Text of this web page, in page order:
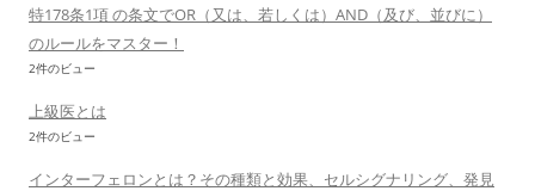
特178条1項 の条文でOR（又は、若しくは）AND（及び、並びに）
のルールをマスター！
2件のビュー
上級医とは
2件のビュー
インターフェロンとは？その種類と効果、セルシグナリング、発見